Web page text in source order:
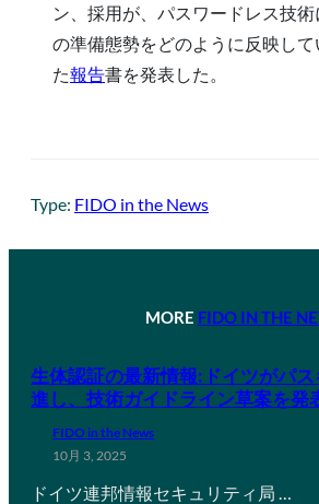
ン、採用が、パスワードレス技
の準備態勢をどのように反映し
た報告書を発表した。
Type: FIDO in the News
MORE FIDO IN THE
生体認証の最新情報:ドイツがパ
進し、技術ガイドライン草案を発
FIDO in the News
10月 3, 2025
ドイツ連邦情報セキュリティ局 …